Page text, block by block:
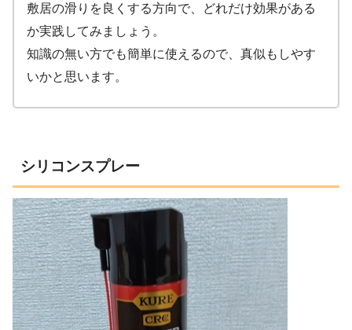
敷居の滑りを良くする方向で、どれだけ効果がある
か実践してみましょう。
知識の無い方でも簡単に使えるので、真似もしやす
いかと思います。
シリコンスプレー